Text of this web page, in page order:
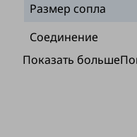
Размер сопла
Соединение
Показать больше